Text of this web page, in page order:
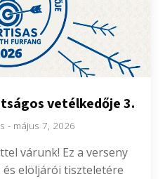
vetélkedője 3.
- május 7, 2026
várunk! Ez a verseny
elöljárói tiszteletére